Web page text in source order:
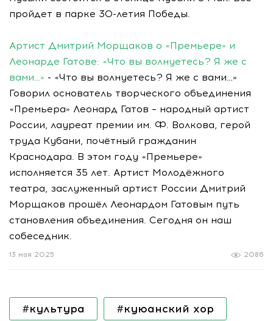
пройдет в парке 30-летия Победы.
Артист Дмитрий Морщаков о «Премьере» и
Леонарде Гатове: «Что вы волнуетесь? Я же с
вами…» - «Что вы волнуетесь? Я же с вами…»
Говорил основатель творческого объединения
«Премьера» Леонард Гатов – народный артист
России, лауреат премии им. Ф. Волкова, герой
труда Кубани, почётный гражданин
Краснодара. В этом году «Премьере»
исполняется 35 лет. Артист Молодёжного
театра, заслуженный артист России Дмитрий
Морщаков прошёл Леонардом Гатовым путь
становления объединения. Сегодня он наш
собеседник.
2086
13 мая 2025
#культура #куюанский хор